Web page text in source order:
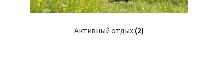
Активный отдых (2)